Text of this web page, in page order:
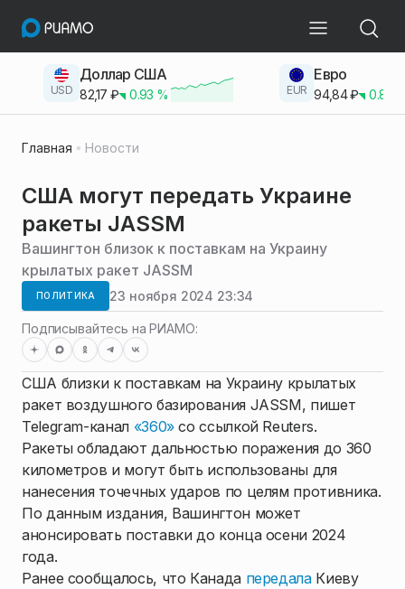
USD
Доллар США
82,17 ₽ 0.93 % EUR
Евро
94,84₽ 0.83
Главная Новости
США могут передать Украине
ракеты JASSM
Вашингтон близок к поставкам на Украину
крылатых ракет JASSM
ПОЛИТИКА 23 ноября 2024 23:34
Подписывайтесь на РИАМО:
США близки к поставкам на Украину крылатых
ракет воздушного базирования JASSM, пишет
Telegram-канал «360»со ссылкой Reuters.
Ракеты обладают дальностью поражения до 360
километров и могут быть использованы для
нанесения точечных ударов по целям противника.
По данным издания, Вашингтон может
анонсировать поставки до конца осени 2024
года.
Ранее сообщалось, что Канада передалаКиеву